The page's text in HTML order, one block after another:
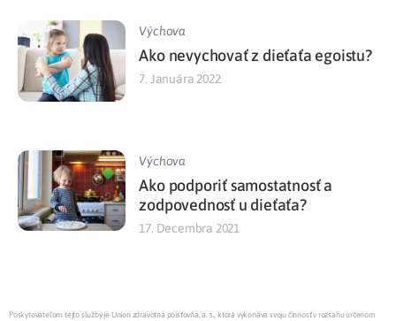
Výchova
Ako nevychovať z dieťaťa egoistu?
7. Januára 2022
Výchova
Ako podporiť samostatnosť a
zodpovednosť u dieťaťa?
17. Decembra 2021
Poskytovateľom tejto služby je Union zdravotná poisťovňa, a. s., ktorá vykonáva svoju činnosť v rozsahu určenom